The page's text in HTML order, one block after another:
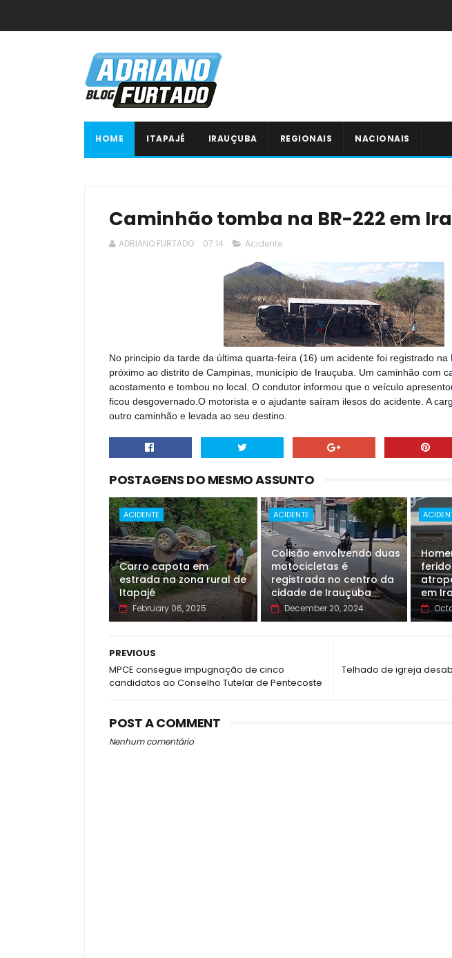
HOME ITAPAJÉ IRAUÇUBA REGIONAIS NACIONAIS
Caminhão tomba na BR-222 em
ADRIANO FURTADO 07:14 Acidente
No principio da tarde da última quarta-feira (16) um acidente foi registrado na
próximo ao distrito de Campinas, município de Irauçuba. Um caminhão com
acostamento e tombou no local. O condutor informou que o veículo
ficou desgovernado.O motorista e o ajudante saíram ilesos do acidente. A
outro caminhão e levada ao seu destino.
POSTAGENS DO MESMO ASSUNTO
ACIDENTE
Carro capota em
estrada na zona rural de
Itapajé
February 06, 2025
ACIDENTE
Colisão envolvendo duas
motocicletas é
registrada no centro da
cidade de Irauçuba
December 20, 2024
em
Telhado de igreja
PREVIOUS
MPCE consegue impugnação de cinco
candidatos ao Conselho Tutelar de Pentecoste
POST A COMMENT
Nenhum comentário